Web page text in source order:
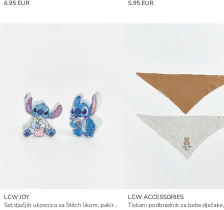
6.95 EUR 5.95 EUR
LCW JOY
Set dječjih ukosnica sa Stitch likom, pakiranje od 2 komada
LCW ACCESSORIES